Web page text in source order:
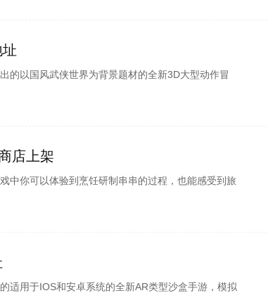
的以国风武侠世界为背景题材的全新3D大型动作冒
款游戏都比较有兴趣，那么在哪下载呢？酷酷游戏小
店上架
中你可以体验到烹饪研制串串的过程，也能感受到旅
的有兴趣，酷酷游戏小编为各位整理了旅行串串上线
适用于IOS和安卓系统的全新AR类型沙盒手游，模拟